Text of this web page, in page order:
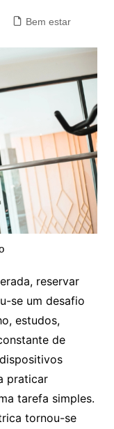
Bem estar
reservar
se um desafio
estudos,
de
praticar
tarefa simples.
tornou-se